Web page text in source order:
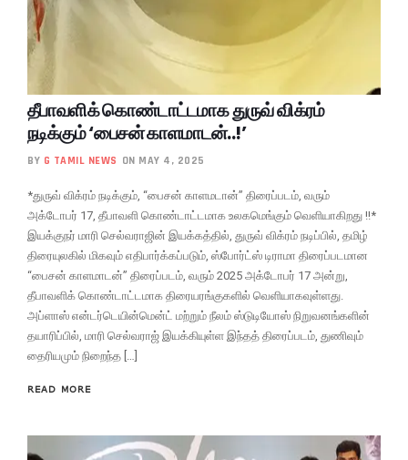
தீபாவளிக் கொண்டாட்டமாக துருவ் விக்ரம்
நடிக்கும் ‘பைசன் காளமாடன்..!’
BY G TAMIL NEWS ON MAY 4, 2025
*துருவ் விக்ரம் நடிக்கும், “பைசன் காளமடான்” திரைப்படம், வரும்
அக்டோபர் 17, தீபாவளி கொண்டாட்டமாக உலகமெங்கும் வெளியாகிறது !!*
இயக்குநர் மாரி செல்வராஜின் இயக்கத்தில், துருவ் விக்ரம் நடிப்பில், தமிழ்
திரையுலகில் மிகவும் எதிபார்க்கப்படும், ஸ்போர்ட்ஸ் டிராமா திரைப்படமான
“பைசன் காளமாடன்” திரைப்படம், வரும் 2025 அக்டோபர் 17 அன்று,
தீபாவளிக் கொண்டாட்டமாக திரையரங்குகளில் வெளியாகவுள்ளது.
அப்ளாஸ் என்டர்டெயின்மென்ட் மற்றும் நீலம் ஸ்டுடியோஸ் நிறுவனங்களின்
தயாரிப்பில், மாரி செல்வராஜ் இயக்கியுள்ள இந்தத் திரைப்படம், துணிவும்
தைரியமும் நிறைந்த […]
READ MORE